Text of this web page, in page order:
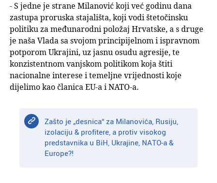
- S jedne je strane Milanović koji već godinu dana
zastupa proruska stajališta, koji vodi štetočinsku
politiku za međunarodni položaj Hrvatske, a s druge
je naša Vlada sa svojom principijelnom i ispravnom
potporom Ukrajini, uz jasnu osudu agresije, te
konzistentnom vanjskom politikom koja štiti
nacionalne interese i temeljne vrijednosti koje
dijelimo kao članica EU-a i NATO-a.
Zašto je „desnica“ za Milanovića, Rusiju,
izolaciju & profitere, a protiv visokog
predstavnika u BiH, Ukrajine, NATO-a &
Europe?!